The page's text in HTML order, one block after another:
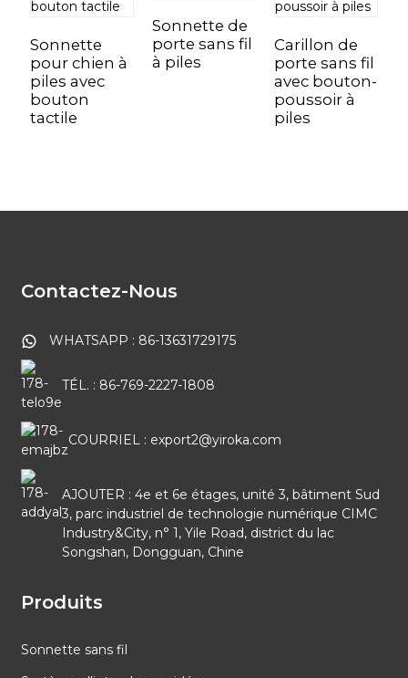
Sonnette
pour chien à
piles avec
bouton
tactile
Sonnette de
porte sans fil
à piles
Carillon de
porte sans fil
avec bouton-
poussoir à
piles
Contactez-Nous
WHATSAPP : 86-13631729175
TÉL. : 86-769-2227-1808
COURRIEL : export2@yiroka.com
AJOUTER : 4e et 6e étages, unité 3, bâtiment Sud
3, parc industriel de technologie numérique CIMC
Industry&City, n° 1, Yile Road, district du lac
Songshan, Dongguan, Chine
Produits
Sonnette sans fil